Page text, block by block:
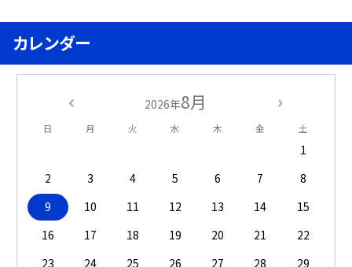
カレンダー
2026年8月
日 月 火 水 木 金 土
1
2
3 4 5 6 7
8
9
10 11 12 13 14
15
16
17 18 19 20 21
22
23
24 25 26 27 28
29